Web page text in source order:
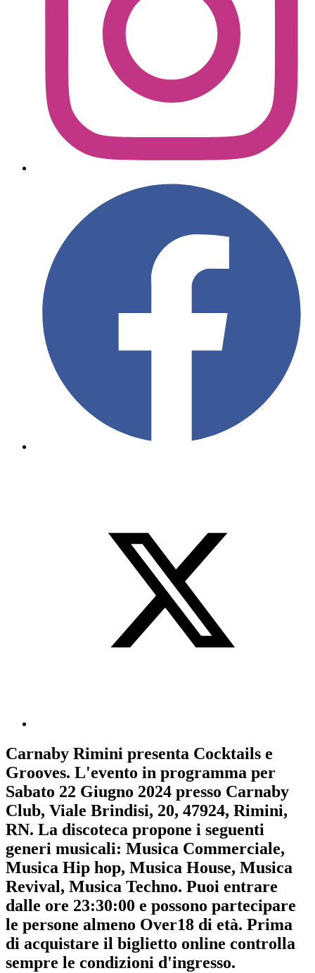
Carnaby Rimini presenta Cocktails e
Grooves. L'evento in programma per
Sabato 22 Giugno 2024 presso Carnaby
Club, Viale Brindisi, 20, 47924, Rimini,
RN. La discoteca propone i seguenti
generi musicali: Musica Commerciale,
Musica Hip hop, Musica House, Musica
Revival, Musica Techno. Puoi entrare
dalle ore 23:30:00 e possono partecipare
le persone almeno Over18 di età. Prima
di acquistare il biglietto online controlla
sempre le condizioni d'ingresso.